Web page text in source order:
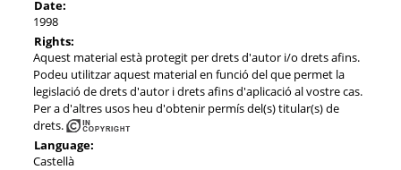
Date:
1998
Rights:
Aquest material està protegit per drets d'autor i/o drets afins.
Podeu utilitzar aquest material en funció del que permet la
legislació de drets d'autor i drets afins d'aplicació al vostre cas.
Per a d'altres usos heu d'obtenir permís del(s) titular(s) de
drets.
Language:
Castellà